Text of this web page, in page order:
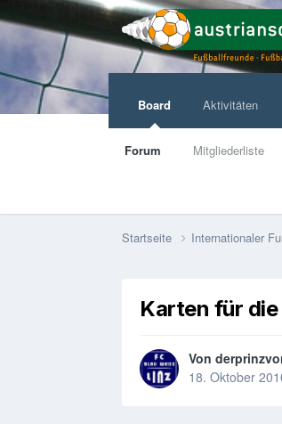
Board
Forum Mitgliederliste
Aktivitäten
Startseite Internationaler
Karten für die
Von
18. Oktober